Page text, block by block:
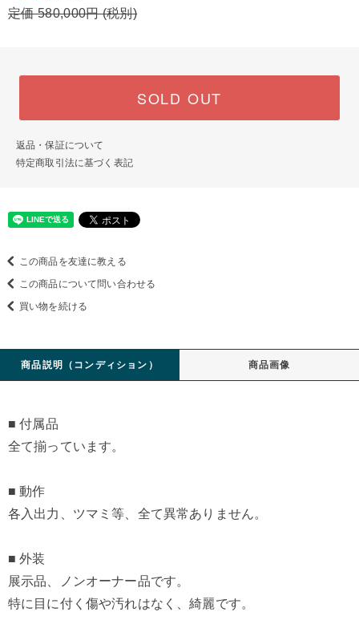
定価 580,000円 (税別)
SOLD OUT
返品・保証について
特定商取引法に基づく表記
この商品を友達に教える
この商品について問い合わせる
買い物を続ける
商品説明（コンディション） 商品画像
■ 付属品
全て揃っています。
■ 動作
各入出力、ツマミ等、全て異常ありません。
■ 外装
展示品、ノンオーナー品です。
特に目に付く傷や汚れはなく、綺麗です。